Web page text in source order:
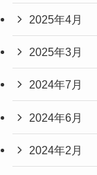
2025年4月
2025年3月
2024年7月
2024年6月
2024年2月